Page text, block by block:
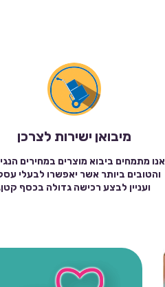
מיבואן ישירות לצרכן
אנו מתמחים ביבוא מוצרים במחירים
והטובים ביותר אשר יאפשרו לבעלי
ועניין לבצע רכישה גדולה בכסף